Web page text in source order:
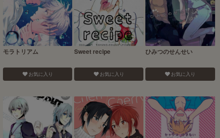
モラトリアム
お気に入り
Sweet recipe
お気に入り
ひみつのせんせい
お気に入り